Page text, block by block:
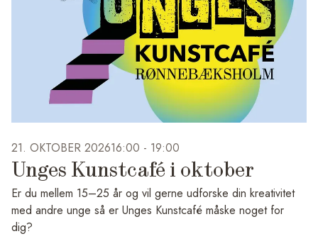
https://www.naesbib.dk/arrangementer/oplaesning/lyrikcafe-
pa-ronnebaeksholm/2026-10-07
21. OKTOBER 202616:00 - 19:00
Unges Kunstcafé i oktober
Er du mellem 15–25 år og vil gerne udforske din kreativitet
med andre unge så er Unges Kunstcafé måske noget for
dig?